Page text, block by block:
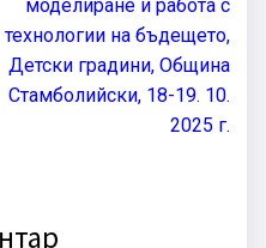
моделиране и работа с
технологии на бъдещето,
Детски градини, Община
Стамболийски, 18-19. 10.
2025 г.